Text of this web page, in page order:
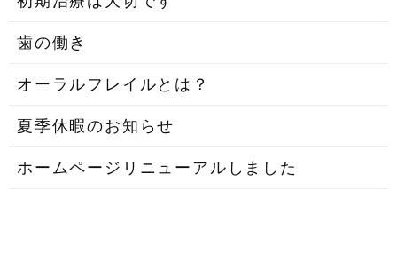
歯の働き
オーラルフレイルとは？
夏季休暇のお知らせ
ホームページリニューアルしました